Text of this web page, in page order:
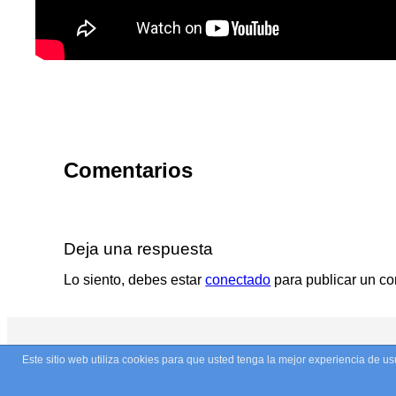
Comentarios
Deja una respuesta
Lo siento, debes estarconectado para publicar un
© Copyright 2026. Todos los derechos reservados.
Este sitio web utiliza cookies para que usted tenga la mejor experiencia de